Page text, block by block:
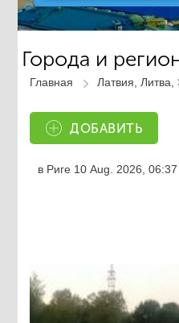
Города и
Главная Латвия, Литва,
ДОБАВИТЬ
в Риге 10 Aug. 2026, 06:37